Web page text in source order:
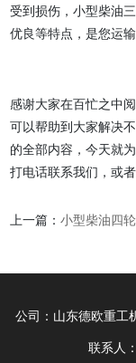
受到损伤，小型柴油
优良等特点，是您运输
感谢大家在百忙之中
可以帮助到大家解决
的全部内容，今天就
打电话联系我们，或
上一篇： 小型柴油四
公司：山东德欧重工
联系人